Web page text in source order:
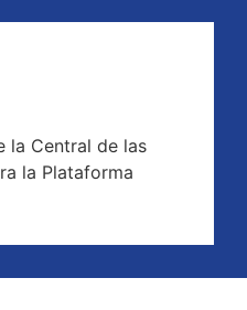
la Central de las
la Plataforma